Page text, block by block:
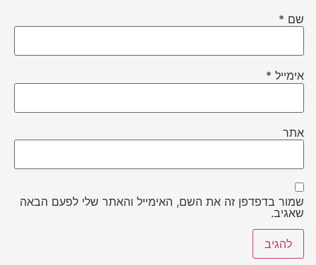
שם *
אימייל *
אתר
שמור בדפדפן זה את השם, האימייל והאתר שלי לפעם הבאה
שאגיב.